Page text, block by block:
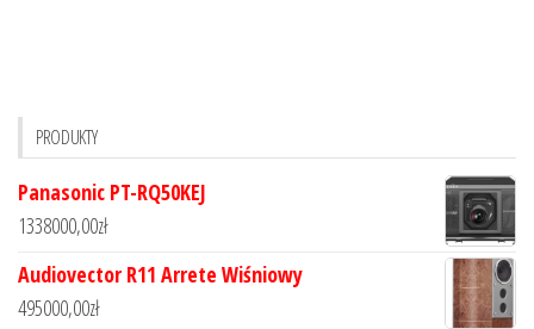
PRODUKTY
Panasonic PT-RQ50KEJ
1338000,00zł
Audiovector R11 Arrete Wiśniowy
495000,00zł